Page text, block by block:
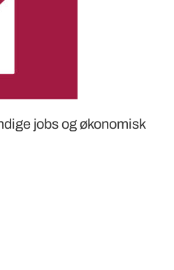
jobs og økonomisk